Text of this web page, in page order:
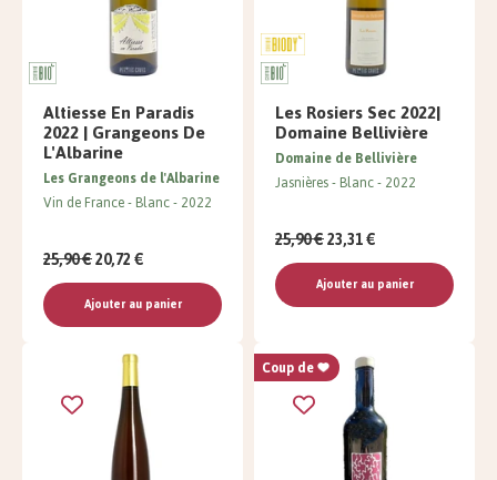
Altiesse En Paradis
2022 | Grangeons De
L'Albarine
Les Grangeons de l'Albarine
Vin de France Blanc 2022
25,90 €20,72 €
Ajouter au panier
Les Rosiers Sec 2022|
Domaine Bellivière
Domaine de Bellivière
Jasnières Blanc 2022
25,90 €23,31 €
Ajouter au panier
Coup de